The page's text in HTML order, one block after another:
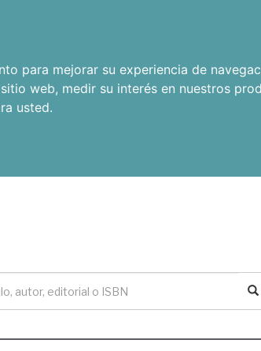
para mejorar su experiencia de
web, medir su interés en nuestros
usted.